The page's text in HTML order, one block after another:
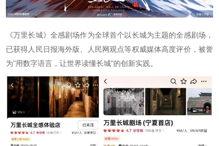
《万里长城》全感剧场作为全球首个以长城为主题的全感剧场，
已获得人民日报海外版、人民网观点等权威媒体高度评价，被誉
为"用数字语言，让世界读懂长城"的创新实践。